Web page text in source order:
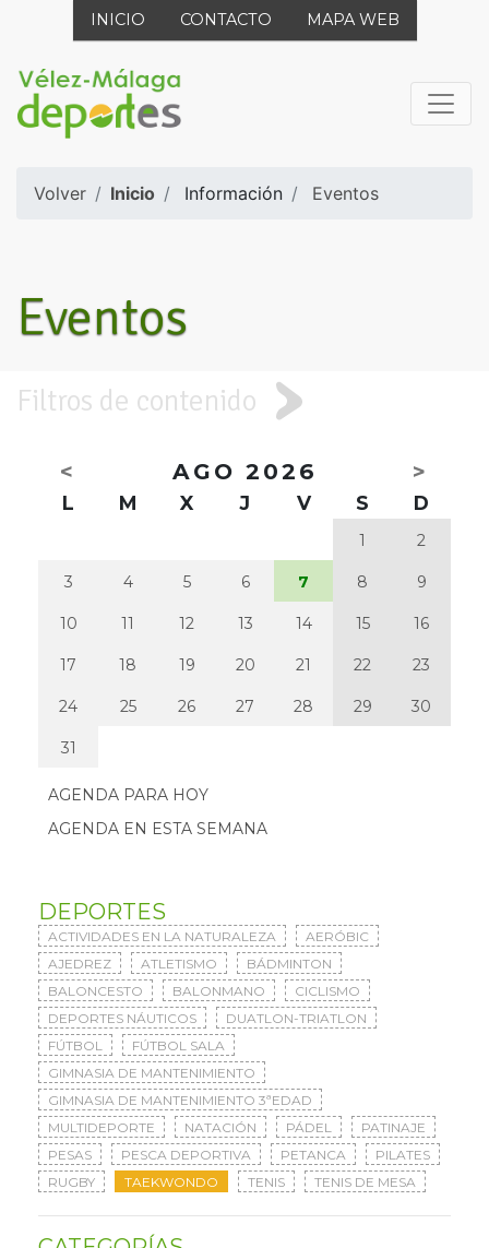
INICIO CONTACTO MAPA WEB
Volver Inicio Información Eventos
Eventos
Filtros de contenido
< AGO 2026 >
L M X J V S D
1 2
3 4 5 6 7 8 9
10 11 12 13 14 15 16
17 18 19 20 21 22 23
24 25 26 27 28 29 30
31
AGENDA PARA HOY
AGENDA EN ESTA SEMANA
DEPORTES
ACTIVIDADES EN LA NATURALEZA
AERÓBIC
AJEDREZ
ATLETISMO
BÁDMINTON
BALONCESTO
BALONMANO
CICLISMO
DEPORTES NÁUTICOS
DUATLON-TRIATLON
FÚTBOL
FÚTBOL SALA
GIMNASIA DE MANTENIMIENTO
GIMNASIA DE MANTENIMIENTO 3ªEDAD
MULTIDEPORTE
NATACIÓN PÁDEL
PATINAJE
PESAS
PESCA DEPORTIVA PETANCA
PILATES
RUGBY
TAEKWONDO TENIS TENIS DE MESA